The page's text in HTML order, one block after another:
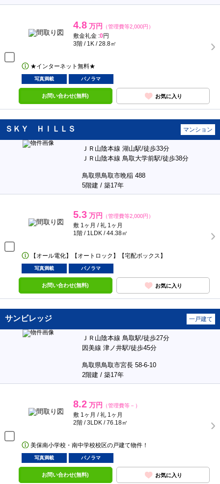
4.8 万円 （管理費等2,000円）
敷金礼金 :0円
3階 / 1K / 28.8㎡
★インターネット無料★
写真満載 パノラマ
お問い合わせ(無料) お気に入り
ＳＫＹ ＨＩＬＬＳ マンション
ＪＲ山陰本線 湖山駅/徒歩33分
ＪＲ山陰本線 鳥取大学前駅/徒歩38分
鳥取県鳥取市晩稲 488
5階建 / 築17年
5.3 万円 （管理費等2,000円）
敷 1ヶ月 / 礼 1ヶ月
1階 / 1LDK / 44.38㎡
【オール電化】【オートロック】【宅配ボックス】
写真満載 パノラマ
お問い合わせ(無料) お気に入り
サンビレッジ 一戸建て
ＪＲ山陰本線 鳥取駅/徒歩27分
因美線 津ノ井駅/徒歩45分
鳥取県鳥取市宮長 58-6-10
2階建 / 築17年
8.2 万円 （管理費等－）
敷 1ヶ月 / 礼 1ヶ月
2階 / 3LDK / 76.18㎡
美保南小学校・南中学校校区の戸建て物件！
写真満載 パノラマ
お問い合わせ(無料) お気に入り